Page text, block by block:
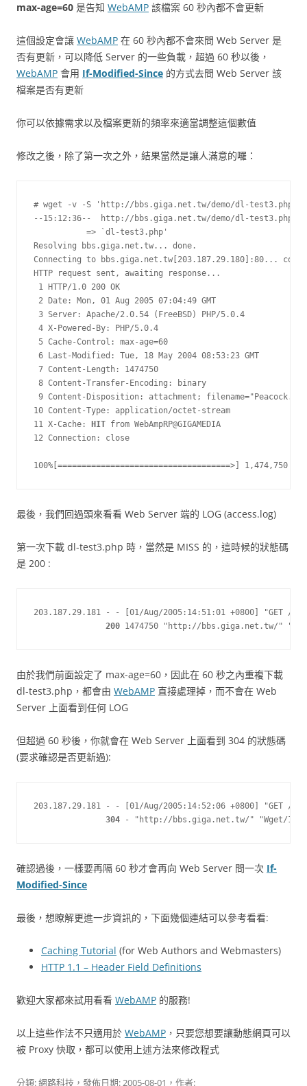
max-age=60 是告知 WebAMP 該檔案 60 秒內都不會更新
這個設定會讓 WebAMP 在 60 秒內都不會來問 Web Server 是
否有更新，可以降低 Server 的一些負載，超過 60 秒以後，
WebAMP 會用 If-Modified-Since 的方式去問 Web Server 該
檔案是否有更新
你可以依據需求以及檔案更新的頻率來適當調整這個數值
修改之後，除了第一次之外，結果當然是讓人滿意的囉：
# wget -v -S 'http://bbs.giga.net.tw/demo/dl-test3.php'
--15:12:36--  http://bbs.giga.net.tw/demo/dl-test3.php
           => `dl-test3.php'
Resolving bbs.giga.net.tw... done.
Connecting to bbs.giga.net.tw[203.187.29.180]:80...
HTTP request sent, awaiting response...
1 HTTP/1.0 200 OK
2 Date: Mon, 01 Aug 2005 07:04:49 GMT
3 Server: Apache/2.0.54 (FreeBSD) PHP/5.0.4
4 X-Powered-By: PHP/5.0.4
5 Cache-Control: max-age=60
6 Last-Modified: Tue, 18 May 2004 08:53:23 GMT
7 Content-Length: 1474750
8 Content-Transfer-Encoding: binary
9 Content-Disposition: attachment;
10 Content-Type: application/octet-stream
11 X-Cache:
HIT from WebAmpRP@GIGAMEDIA
12 Connection: close
100%[====================================>] 1,474,750
最後，我們回過頭來看看 Web Server 端的 LOG (access.log)
第一次下載 dl-test3.php 時，當然是 MISS 的，這時候的狀態碼
是 200 :
203.187.29.181 - - [01/Aug/2005:14:51:01 +0800] "GET /
200 1474750 "http://bbs.giga.net.tw/"
由於我們前面設定了 max-age=60，因此在 60 秒之內重複下載
dl-test3.php，都會由 WebAMP 直接處理掉，而不會在 Web
Server 上面看到任何 LOG
但超過 60 秒後，你就會在 Web Server 上面看到 304 的狀態碼
(要求確認是否更新過):
203.187.29.181 - - [01/Aug/2005:14:52:06 +0800] "GET /
304 - "http://bbs.giga.net.tw/" "Wget/
確認過後，一樣要再隔 60 秒才會再向 Web Server 問一次 If-
Modified-Since
最後，想瞭解更進一步資訊的，下面幾個連結可以參考看看:
Caching Tutorial (for Web Authors and Webmasters)
HTTP 1.1 – Header Field Definitions
歡迎大家都來試用看看 WebAMP 的服務!
以上這些作法不只適用於 WebAMP ，只要您想要讓動態網頁可以
被 Proxy 快取，都可以使用上述方法來修改程式
分類:網路科技 ，發佈日期:2005-08-01 ，作者: